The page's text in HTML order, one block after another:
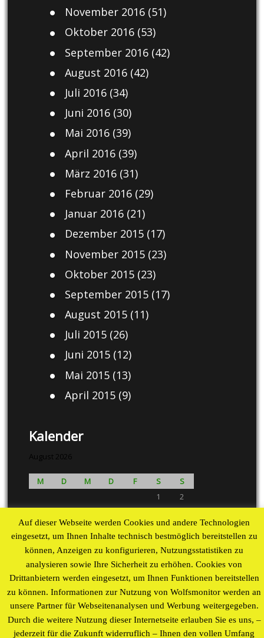
November 2016(51)
Oktober 2016(53)
September 2016(42)
August 2016(42)
Juli 2016(34)
Juni 2016(30)
Mai 2016(39)
April 2016(39)
März 2016(31)
Februar 2016(29)
Januar 2016(21)
Dezember 2015(17)
November 2015(23)
Oktober 2015(23)
September 2015(17)
August 2015(11)
Juli 2015(26)
Juni 2015(12)
Mai 2015(13)
April 2015(9)
Kalender
August 2026
M D M D F S
S
1
2
10
11 12 13 14 15
16
17
18 19 20 21 22
23
29
31
Proudly powered by WordPress theme by WP Blogs
Auf dieser Webseite werden Cookies und andere Technologien
eingesetzt, um Ihnen Inhalte technisch bestmöglich bereitstellen zu
können, Anzeigen zu konfigurieren, Nutzungsstatistiken zu
analysieren sowie Ihre Sicherheit zu erhöhen. Cookies von
Drittanbietern werden eingesetzt, um Ihnen Funktionen bereitstellen
zu können. Informationen zur Nutzung von Wolfsmonitor werden an
unsere Partner für Webseitenanalysen und Werbung weitergegeben.
Durch die weitere Nutzung dieser Internetseite erlauben Sie es uns, –
jederzeit für die Zukunft widerruflich – Ihnen den vollen Umfang